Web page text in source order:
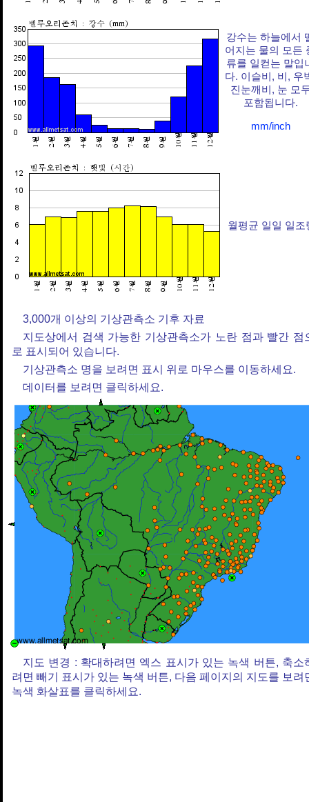
강수는 하늘에서
어지는 물의 모든
류를 일컫는 말입
다. 이슬비, 비, 우
진눈깨비, 눈 모
포함됩니다.
mm/inch
월평균 일일 일조
3,000개 이상의 기상관측소 기후 자료
지도상에서 검색 가능한 기상관측소가 노란 점과 빨간 점
로 표시되어 있습니다.
기상관측소 명을 보려면 표시 위로 마우스를 이동하세요.
데이터를 보려면 클릭하세요.
지도 변경 : 확대하려면 엑스 표시가 있는 녹색 버튼, 축소
려면 빼기 표시가 있는 녹색 버튼, 다음 페이지의 지도를 보려
녹색 화살표를 클릭하세요.